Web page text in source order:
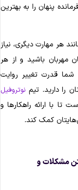
پنهان را به بهترین
هر مهارت دیگری، نیاز
مهربان باشید و از هر
قدرت تغییر روایت
را دارید. تیم نوتروفیل
با ارائه راهکارها و
کمک کند.
مشکلات و